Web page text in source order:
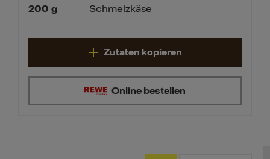
200 g Schmelzkäse
Online bestellen
Zutaten kopieren